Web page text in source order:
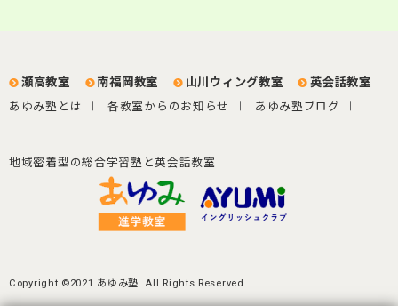
瀬高教室 南福岡教室 山川ウィング教室
英会話教室
あゆみ塾とは
各教室からのお知らせ あゆみ塾ブログ
地域密着型の総合学習塾と英会話教室
Copyright ©2021 あゆみ塾. All Rights Reserved.